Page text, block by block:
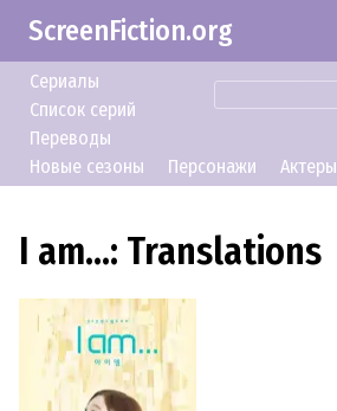
ScreenFiction.org
Сериалы
Список серий
Переводы
Новые сезоны
Персонажи Актеры
I am...: Translations